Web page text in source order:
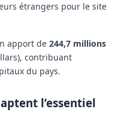
étrangers pour le site
apport de 244,7 millions
contribuant
du pays.
l’essentiel